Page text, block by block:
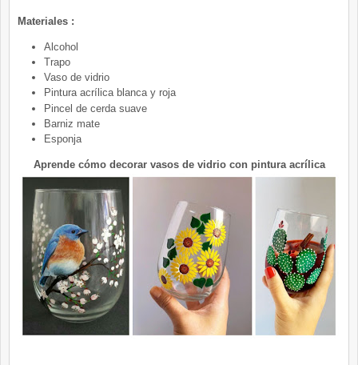
Materiales :
Alcohol
Trapo
Vaso de vidrio
Pintura acrílica blanca y roja
Pincel de cerda suave
Barniz mate
Esponja
Aprende cómo decorar vasos de vidrio con pintura acrílica